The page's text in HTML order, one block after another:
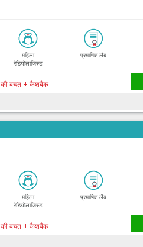
महिला
रेडियोलाजिस्ट
प्रमाणित लैब
की बचत + कैशबैक
महिला
रेडियोलाजिस्ट
प्रमाणित लैब
की बचत + कैशबैक